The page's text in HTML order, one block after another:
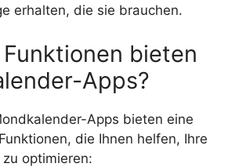
erhalten, die sie brauchen.
bieten
Apps?
Apps bieten eine
die Ihnen helfen, Ihre
optimieren: